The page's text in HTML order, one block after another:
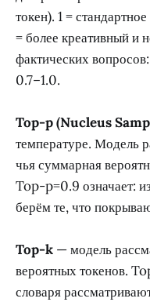
токен). 1 =
= более креативный и
фактических
0.7–1.0.
Top-p (Nucleus
температуре. Модель
чья суммарная
Top-p=0.9 означает:
берём те, что
Top-k — модель
вероятных токенов.
словаря